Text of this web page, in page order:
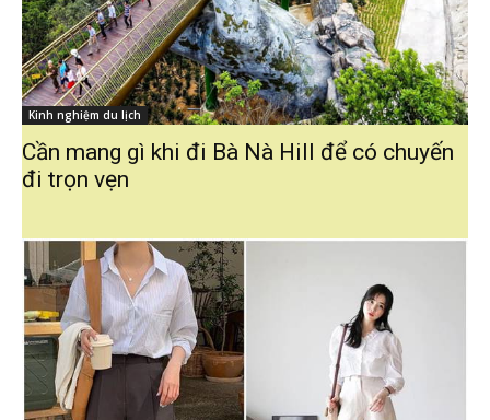
Kinh nghiệm du lịch
Cần mang gì khi đi Bà Nà Hill để có chuyến
đi trọn vẹn